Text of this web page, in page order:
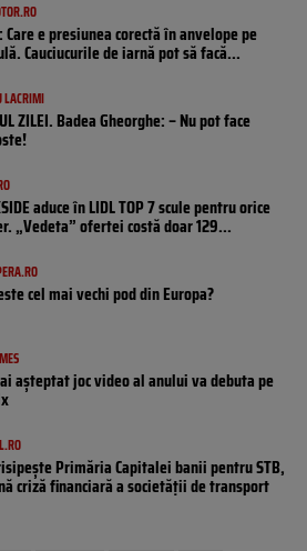
e presiunea corectă în anvelope pe
Cauciucurile de iarnă pot să facă...
LACRIMI
ZILEI. Badea Gheorghe: – Nu pot face
aduce în LIDL TOP 7 scule pentru orice
„Vedeta” ofertei costă doar 129...
cel mai vechi pod din Europa?
așteptat joc video al anului va debuta pe
Primăria Capitalei banii pentru STB,
criză financiară a societății de transport